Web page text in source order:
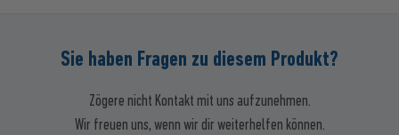
Sie haben Fragen zu diesem Produkt?
Zögere nicht Kontakt mit uns aufzunehmen.
Wir freuen uns, wenn wir dir weiterhelfen können.